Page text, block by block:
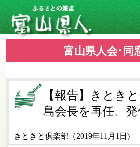
富山県人会･同
【報告】きとき
島会長を再任、
きときと倶楽部（2019年11月1日)